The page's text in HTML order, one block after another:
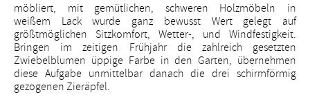
möbliert, mit gemütlichen, schweren Holzmöbeln in
weißem Lack wurde ganz bewusst Wert gelegt auf
größtmöglichen Sitzkomfort, Wetter-, und Windfestigkeit.
Bringen im zeitigen Frühjahr die zahlreich gesetzten
Zwiebelblumen üppige Farbe in den Garten, übernehmen
diese Aufgabe unmittelbar danach die drei schirmförmig
gezogenen Zieräpfel.